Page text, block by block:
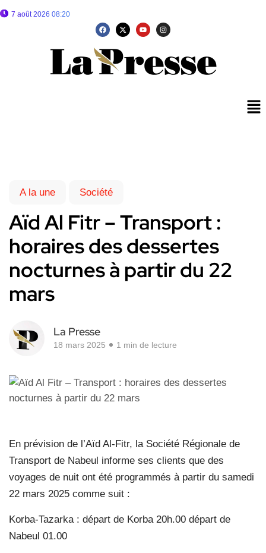
7 août 2026 08:20
A la une Société
Aïd Al Fitr – Transport :
horaires des dessertes
nocturnes à partir du 22
mars
La Presse
18 mars 2025 1 min de lecture
En prévision de l’Aïd Al-Fitr, la Société Régionale de
Transport de Nabeul informe ses clients que des
voyages de nuit ont été programmés à partir du samedi
22 mars 2025 comme suit :
Korba-Tazarka : départ de Korba 20h.00 départ de
Nabeul 01.00